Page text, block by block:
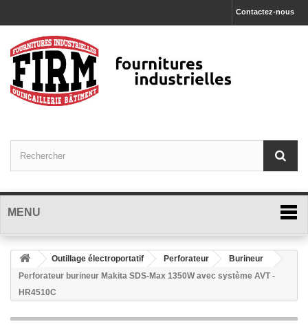
Contactez-nous
MENU
Outillage électroportatif Perforateur
Burineur
Perforateur burineur Makita SDS-Max 1350W avec système AVT -
HR4510C